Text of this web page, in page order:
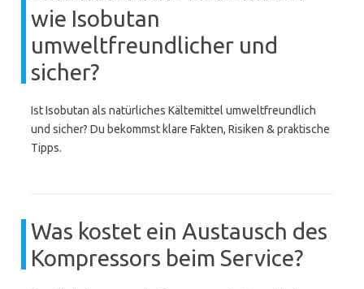
wie Isobutan
umweltfreundlicher und
sicher?
Ist Isobutan als natürliches Kältemittel umweltfreundlich
und sicher? Du bekommst klare Fakten, Risiken & praktische
Tipps.
Was kostet ein Austausch des
Kompressors beim Service?